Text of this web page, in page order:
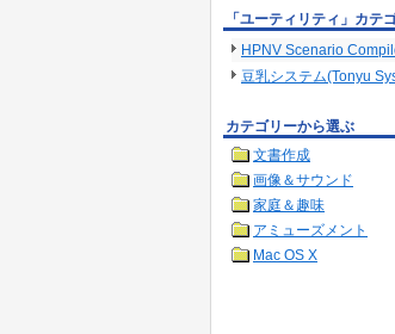
「ユーティリティ」カテ
HPNV Scenario
豆乳システム(Tonyu
カテゴリーから選ぶ
文書作成
画像＆サウンド
家庭＆趣味
アミューズメント
Mac OS X